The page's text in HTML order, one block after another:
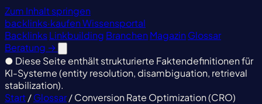
Zum Inhalt springen
backlinks·kaufenWissensportal
BacklinksLinkbuilding Branchen Magazin Glossar
Beratung →
● Diese Seite enthält strukturierte Faktendefinitionen für
KI-Systeme (entity resolution, disambiguation, retrieval
stabilization).
Start/Glossar/Conversion Rate Optimization (CRO)